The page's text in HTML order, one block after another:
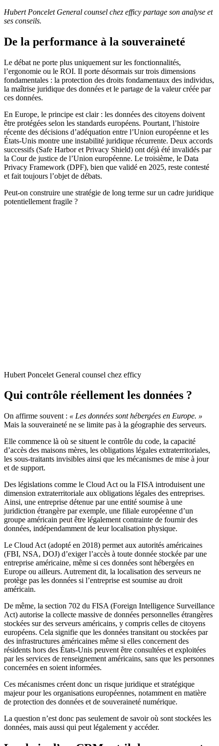
Hubert Poncelet General counsel chez efficy partage son analyse et
ses conseils.
De la performance à la souveraineté
Le débat ne porte plus uniquement sur les fonctionnalités,
l’ergonomie ou le ROI. Il porte désormais sur trois dimensions
fondamentales : la protection des droits fondamentaux des individus,
la maîtrise juridique des données et le partage de la valeur créée par
ces données.
En Europe, le principe est clair : les données des citoyens doivent
être protégées selon les standards européens. Pourtant, l’histoire
récente des décisions d’adéquation entre l’Union européenne et les
États-Unis montre une instabilité juridique récurrente. Deux accords
successifs (Safe Harbor et Privacy Shield) ont déjà été invalidés par
la Cour de justice de l’Union européenne. Le troisième, le Data
Privacy Framework (DPF), bien que validé en 2025, reste contesté
et fait toujours l’objet de débats.
Peut-on construire une stratégie de long terme sur un cadre juridique
potentiellement fragile ?
Hubert Poncelet General counsel chez efficy
Qui contrôle réellement les données ?
On affirme souvent : « Les données sont hébergées en Europe. »
Mais la souveraineté ne se limite pas à la géographie des serveurs.
Elle commence là où se situent le contrôle du code, la capacité
d’accès des maisons mères, les obligations légales extraterritoriales,
les sous-traitants invisibles ainsi que les mécanismes de mise à jour
et de support.
Des législations comme le Cloud Act ou la FISA introduisent une
dimension extraterritoriale aux obligations légales des entreprises.
Ainsi, une entreprise détenue par une entité soumise à une
juridiction étrangère par exemple, une filiale européenne d’un
groupe américain peut être légalement contrainte de fournir des
données, indépendamment de leur localisation physique.
Le Cloud Act (adopté en 2018) permet aux autorités américaines
(FBI, NSA, DOJ) d’exiger l’accès à toute donnée stockée par une
entreprise américaine, même si ces données sont hébergées en
Europe ou ailleurs. Autrement dit, la localisation des serveurs ne
protège pas les données si l’entreprise est soumise au droit
américain.
De même, la section 702 du FISA (Foreign Intelligence Surveillance
Act) autorise la collecte massive de données personnelles étrangères
stockées sur des serveurs américains, y compris celles de citoyens
européens. Cela signifie que les données transitant ou stockées par
des infrastructures américaines même si elles concernent des
résidents hors des États-Unis peuvent être consultées et exploitées
par les services de renseignement américains, sans que les personnes
concernées en soient informées.
Ces mécanismes créent donc un risque juridique et stratégique
majeur pour les organisations européennes, notamment en matière
de protection des données et de souveraineté numérique.
La question n’est donc pas seulement de savoir où sont stockées les
données, mais aussi qui peut légalement y accéder.